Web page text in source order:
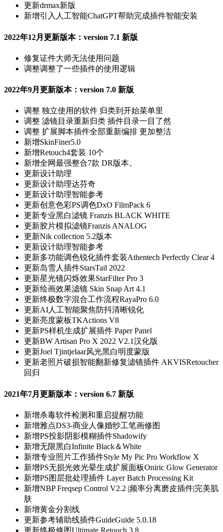
更新drmax新版
新增引入人工智能ChatGPT帮助完成插件智能安装
2022年12月更新版本：version 7.1 新版
修复证件大师无法使用问题
调整调整了一些插件的使用逻辑
2022年9月更新版本：version 7.0 新版
调整 独立使用的软件 归类到开始菜单里
调整 滤镜目录重新归类 插件目录一目了然
调整 扩展脚本插件全部重新编排 更加整洁
新增SkinFiner5.0
新增Retouch4套装 10个
新增全网最强整合7款 DR版本。
更新设计助理
更新设计助理达芬奇
更新设计助理智能参考
更新创意色彩PS调色DxO FilmPack 6
更新专业黑白滤镜 Franzis BLACK WHITE
更新胶片模拟滤镜Franzis ANALOG
更新Nik collection 5.2版本
更新设计助理智能参考
更新多功能调色锐化插件套装Athentech Perfectly Clear 4
更新岛雪人插件StarsTail 2022
更新星光镜闪烁效果StarFilter Pro 3
更新绘画效果滤镜 Skin Snap Art 4.1
更新终极数字混合工作流程RayaPro 6.0
更新AI人工智能聚焦防抖清晰锐化
更新亮度蒙板TKActions V8
更新PS样机生成扩展插件 Paper Panel
更新BW Artisan Pro X 2022 V2.1汉化版
更新Joel Tjintjelaar风光黑白明度蒙版
更新老照片破损智能翻新修复滤镜插件 AKVISRetoucher
回归
2021年7月更新版本：version 6.7 新版
新增杀毒软件检测和重启提醒功能
新增雅点DS3-商业人像婚纱工笔画修图
新增PS投影阴影模糊插件Shadowify
新增无限黑白Infinite Black＆White
新增专业照片工作插件Style My Pic Pro Workflow X
新增PS无损光效光晕生成扩展面板Oniric Glow Generator
新增PS图层批处理插件 Layer Batch Processing Kit
新增NBP Freqsep Control V2.2 |频率分离磨皮插件|完美肌
肤
新增黄金分割线
更新参考辅助线插件GuideGuide 5.0.18
更新终极修图Ultimate Retouch 3.8